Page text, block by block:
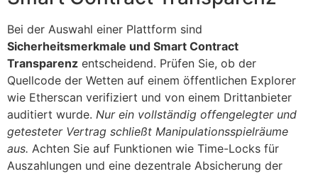
Bei der Auswahl einer Plattform sind
Sicherheitsmerkmale und Smart Contract
Transparenz entscheidend. Prüfen Sie, ob der
Quellcode der Wetten auf einem öffentlichen Explorer
wie Etherscan verifiziert und von einem Drittanbieter
auditiert wurde. Nur ein vollständig offengelegter und
getesteter Vertrag schließt Manipulationsspielräume
aus. Achten Sie auf Funktionen wie Time-Locks für
Auszahlungen und eine dezentrale Absicherung der